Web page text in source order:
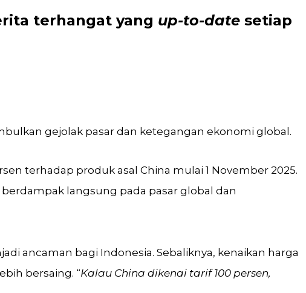
terhangat yang up-to-date setiap
gejolak pasar dan ketegangan ekonomi global.
terhadap produk asal China mulai 1 November 2025.
langsung pada pasar global dan
ancaman bagi Indonesia. Sebaliknya, kenaikan harga
bersaing. “Kalau China dikenai tarif 100 persen,